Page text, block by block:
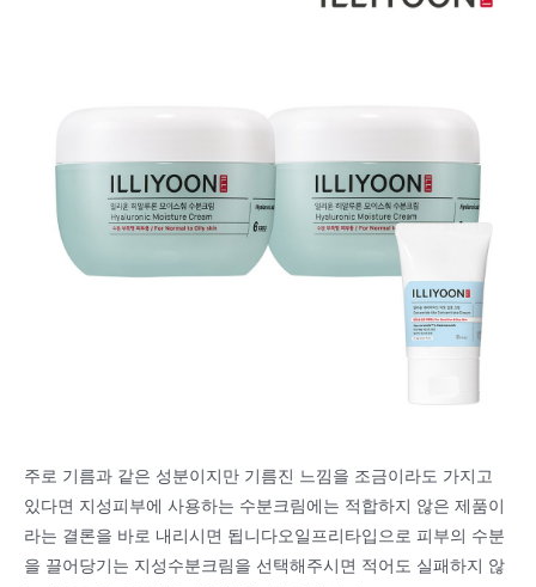
주로 기름과 같은 성분이지만 기름진 느낌을 조금이라도 가지고
있다면 지성피부에 사용하는 수분크림에는 적합하지 않은 제품이
라는 결론을 바로 내리시면 됩니다오일프리타입으로 피부의 수분
을 끌어당기는 지성수분크림을 선택해주시면 적어도 실패하지 않